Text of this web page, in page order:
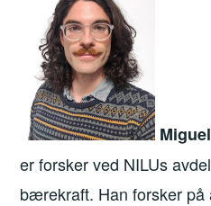
er forsker ved NILUs
bærekraft. Han forsker på